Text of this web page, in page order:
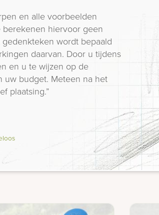
en alle voorbeelden
berekenen hiervoor geen
wordt bepaald
daarvan. Door u tijdens
en u te wijzen op de
uw budget. Meteen na het
plaatsing.”